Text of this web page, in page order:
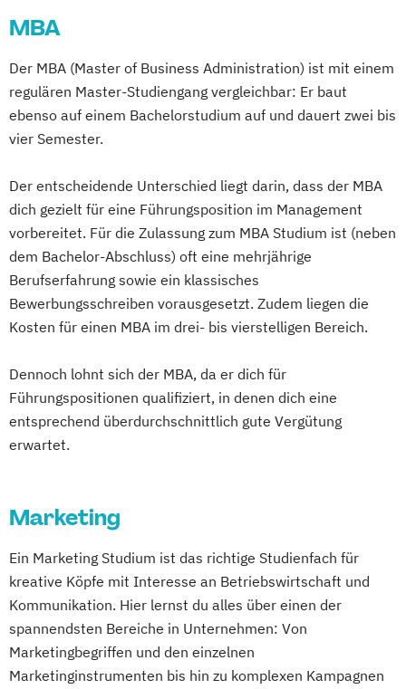
MBA
Der MBA (Master of Business Administration) ist mit einem
regulären Master-Studiengang vergleichbar: Er baut
ebenso auf einem Bachelorstudium auf und dauert zwei bis
vier Semester.
Der entscheidende Unterschied liegt darin, dass der MBA
dich gezielt für eine Führungsposition im Management
vorbereitet. Für die Zulassung zum MBA Studium ist (neben
dem Bachelor-Abschluss) oft eine mehrjährige
Berufserfahrung sowie ein klassisches
Bewerbungsschreiben vorausgesetzt. Zudem liegen die
Kosten für einen MBA im drei- bis vierstelligen Bereich.
Dennoch lohnt sich der MBA, da er dich für
Führungspositionen qualifiziert, in denen dich eine
entsprechend überdurchschnittlich gute Vergütung
erwartet.
Marketing
Ein Marketing Studium ist das richtige Studienfach für
kreative Köpfe mit Interesse an Betriebswirtschaft und
Kommunikation. Hier lernst du alles über einen der
spannendsten Bereiche in Unternehmen: Von
Marketingbegriffen und den einzelnen
Marketinginstrumenten bis hin zu komplexen Kampagnen